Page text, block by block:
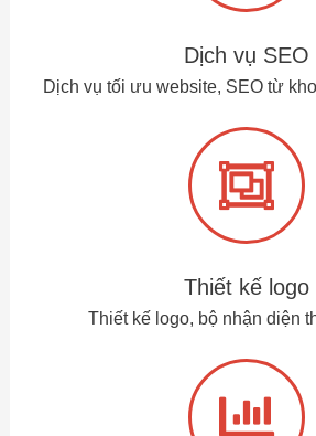
Dịch vụ SEO
Dịch vụ tối ưu website, SEO từ
Thiết kế logo
Thiết kế logo, bộ nhận diện